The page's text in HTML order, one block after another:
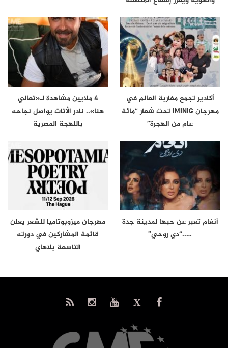
أكادير تجمع مغاربة العالم في
مهرجان IMINIG تحت شعار “مائة
عام من الهجرة”
4 ملايين مشاهدة لـ«تعالي
هنا».. نادر الأتات يواصل نجاحه
باللهجة المصرية
أنغام تعبر عن حبها لمدينة جدة
…..“دي روحي”
مهرجان ميزوبوتاميا للشعر يعلن
قائمة المشاركين في دورته
التاسعة بلاهاي